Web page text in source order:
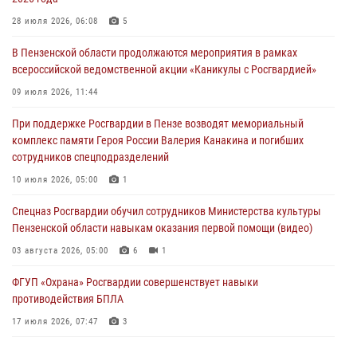
В Пензе при силовой поддержке Росгвардии пресечена
деятельность ОПГ, маскировавшейся под реабилитационный центр
В Управлении Росгвардии по Пензенской области подвели итоги
04 августа 2026, 06:08
Росгвардия обеспечила безопасность праздничных мероприятий в
День ВДВ в Пензе
28 июля 2026, 06:08 5
В Пензенской области продолжаются мероприятия в рамках
всероссийской ведомственной акции «Каникулы с Росгвардией»
09 июля 2026, 11:44
При поддержке Росгвардии в Пензе возводят мемориальный
комплекс памяти Героя России Валерия Канакина и погибших
сотрудников спецподразделений
10 июля 2026, 05:00 1
Спецназ Росгвардии обучил сотрудников Министерства культуры
Пензенской области навыкам оказания первой помощи (видео)
03 августа 2026, 05:00 6 1
ФГУП «Охрана» Росгвардии совершенствует навыки
противодействия БПЛА
17 июля 2026, 07:47 3